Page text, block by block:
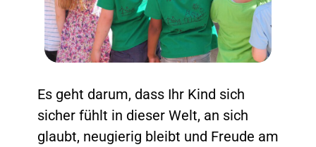
Es geht darum, dass Ihr Kind sich
sicher fühlt in dieser Welt, an sich
glaubt, neugierig bleibt und Freude am